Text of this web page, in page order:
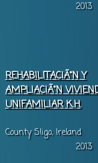
2013
REHABILITACIÃ“N Y
AMPLIACIÃ“N
UNIFAMILIAR K.H.
County Sligo, Ireland
2013